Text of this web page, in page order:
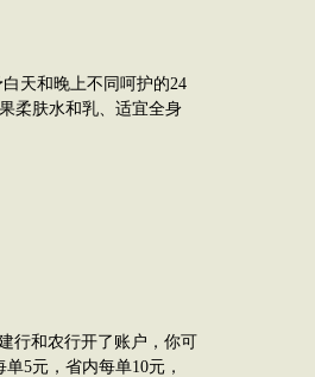
天和晚上不同呵护的24
柔肤水和乳、适宜全身
和农行开了账户，你可
5元，省内每单10元，